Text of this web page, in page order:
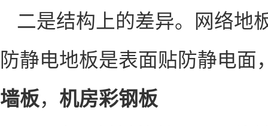
二是结构上的差异。网络地
防静电地板是表面贴防静电
墙板， 机房彩钢板